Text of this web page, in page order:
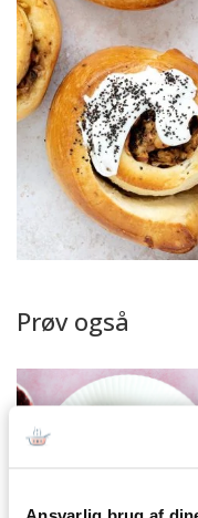
Ansvarlig brug af
Prøv også